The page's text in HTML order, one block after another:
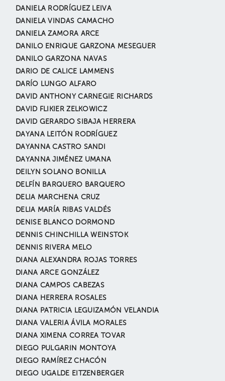
DANIELA RODRÍGUEZ LEIVA
DANIELA VINDAS CAMACHO
DANIELA ZAMORA ARCE
DANILO ENRIQUE GARZONA MESEGUER
DANILO GARZONA NAVAS
DARIO DE CALICE LAMMENS
DARÍO LUNGO ALFARO
DAVID ANTHONY CARNEGIE RICHARDS
DAVID FLIKIER ZELKOWICZ
DAVID GERARDO SIBAJA HERRERA
DAYANA LEITÓN RODRÍGUEZ
DAYANNA CASTRO SANDI
DAYANNA JIMÉNEZ UMANA
DEILYN SOLANO BONILLA
DELFÍN BARQUERO BARQUERO
DELIA MARCHENA CRUZ
DELIA MARÍA RIBAS VALDÉS
DENISE BLANCO DORMOND
DENNIS CHINCHILLA WEINSTOK
DENNIS RIVERA MELO
DIANA ALEXANDRA ROJAS TORRES
DIANA ARCE GONZÁLEZ
DIANA CAMPOS CABEZAS
DIANA HERRERA ROSALES
DIANA PATRICIA LEGUIZAMÓN VELANDIA
DIANA VALERIA ÁVILA MORALES
DIANA XIMENA CORREA TOVAR
DIEGO PULGARIN MONTOYA
DIEGO RAMÍREZ CHACÓN
DIEGO UGALDE EITZENBERGER